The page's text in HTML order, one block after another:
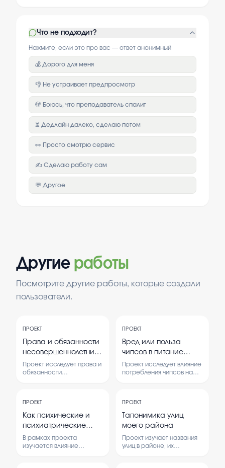
Что не подходит?
Нажмите, если это про вас — ответ анонимный
💰 Дорого для меня
👎 Не устраивает предпросмотр
🫣 Боюсь, что преподаватель спалит
⏳ Дедлайн далеко, сделаю потом
👀 Просто смотрю сервис
✍️ Сделаю работу сам
💬 Другое
Другие работы
Посмотрите другие работы, которые создали
пользователи.
ПРОЕКТ
Права и обязанности
несовершеннолетних
в РФ
Проект исследует права и
обязанности
В работе
рассматриваются
социальные аспекты,
связанные с этим
вопросом.
ПРОЕКТ
Вред или польза
чипсов в питание
школьников
Проект исследует влияние
потребления чипсов на
отрицательные стороны
этого продукта, а также
мнения самих учеников.
ПРОЕКТ
Как психические и
психиатрические
заболевания влияют
на творчество
В рамках проекта
изучается влияние
ПРОЕКТ
Тапонимика улиц
моего района
Проект изучает названия
улиц в районе, их